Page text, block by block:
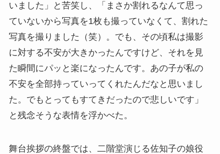
いました」と苦笑し、「まさか割れるなんて思っ
ていないから写真を1枚も撮っていなくて、割れた
写真を撮りました（笑）。でも、その頃私は撮影
に対する不安が大きかったんですけど、それを見
た瞬間にパッと楽になったんです。あの子が私の
不安を全部持っていってくれたんだなと思いまし
た。でもとってもすてきだったので悲しいです」
と残念そうな表情を浮かべた。
舞台挨拶の終盤では、二階堂演じる佐知子の娘役